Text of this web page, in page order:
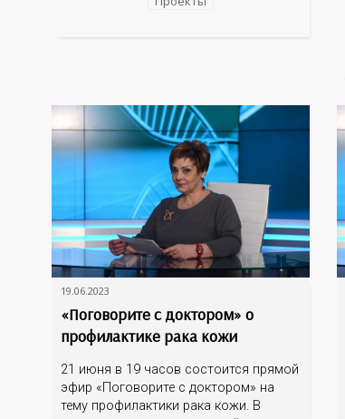
19.06.2023
«Поговорите с доктором» о
профилактике рака кожи
21 июня в 19 часов состоится прямой
эфир «Поговорите с доктором» на
тему профилактики рака кожи. В